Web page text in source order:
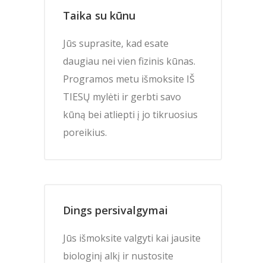
Taika su kūnu
Jūs suprasite, kad esate
daugiau nei vien fizinis kūnas.
Programos metu išmoksite IŠ
TIESŲ mylėti ir gerbti savo
kūną bei atliepti į jo tikruosius
poreikius.
Dings persivalgymai
Jūs išmoksite valgyti kai jausite
biologinį alkį ir nustosite